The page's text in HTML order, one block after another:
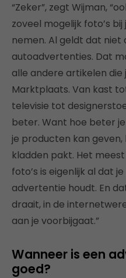
“Zeker”, zegt Wijman,
zoveel mogelijk foto’s
nemen. Al geldt dat niet
autoadvertenties. Dat
alle andere artikelen
Marktplaats. Van kast
televisie tot
beter. Want hoe beter
je producten kan geven,
kladden pakt. Het
foto’s is eigenlijk al dat
advertentie houdt. En
draait, in de
aan je voorbijgaat.”
Wanneer is een
goed?